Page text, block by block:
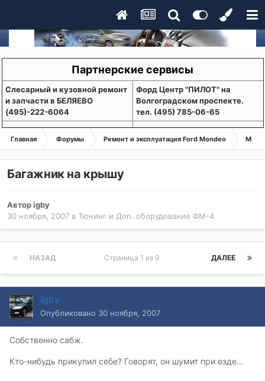
Партнерские сервисы
Слесарный и кузовной ремонт
и запчасти в БЕЛЯЕВО
(495)-222-6064
Форд Центр "ПИЛОТ" на
Волгоградском проспекте.
тел. (495) 785-06-65
Главная Форумы Ремонт и эксплуатация Ford Mondeo
Багажник на крышу
Авторigby
30 ноября, 2007 в Тюнинг и Доп. оборудование ФМ-4
НАЗАД ДАЛЕЕ
Страница 1 из 9
igby
Опубликовано 30 ноября, 2007
Собственно сабж.
Кто-нибудь прикупил себе? Говорят, он шумит при езде...